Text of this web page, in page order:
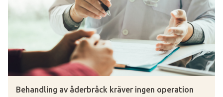
Behandling av åderbråck kräver ingen operation